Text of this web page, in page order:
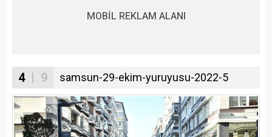
MOBİL REKLAM ALANI
4| 9 samsun-29-ekim-yuruyusu-2022-5